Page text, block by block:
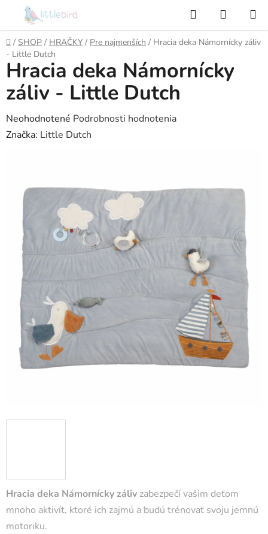
obsah
Hľadať
KOŠÍK
Domov
/ SHOP / HRAČKY / Pre najmenších / Hracia deka Námornícky záliv
- Little Dutch
Hracia deka Námornícky záliv zabezpečí vašim deťom
mnoho aktivít, ktoré ich zajmú a budú trénovať svoju jemnú
motoriku.
Hracia deka Námornícky
záliv - Little Dutch
Priemerné
hodnotenie
hviezdičiek.
Neohodnotené Podrobnosti hodnotenia
Značka: Little Dutch